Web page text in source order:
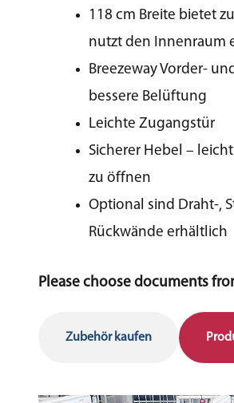
118 cm Breite bietet
nutzt den Innenraum
Breezeway Vorder-
bessere Belüftung
Leichte Zugangstür
Sicherer Hebel –
zu öffnen
Optional sind Draht-,
Rückwände erhältlich
Please choose documents
Zubehör kaufen